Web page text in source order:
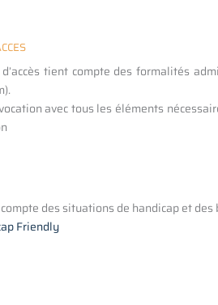
tient compte des formalités
avec tous les éléments
des situations de handicap et
Friendly